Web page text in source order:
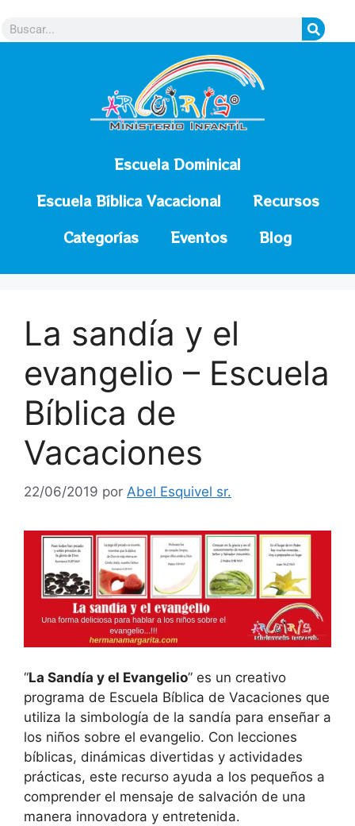
Escuela Dominical
Escuela Bíblica Vacacional
Recursos
Categorías
Eventos Blog
La sandía y el
evangelio – Escuela
Bíblica de
Vacaciones
22/06/2019 por Abel Esquivel sr.
“La Sandía y el Evangelio” es un creativo
programa de Escuela Bíblica de Vacaciones que
utiliza la simbología de la sandía para enseñar a
los niños sobre el evangelio. Con lecciones
bíblicas, dinámicas divertidas y actividades
prácticas, este recurso ayuda a los pequeños a
comprender el mensaje de salvación de una
manera innovadora y entretenida.